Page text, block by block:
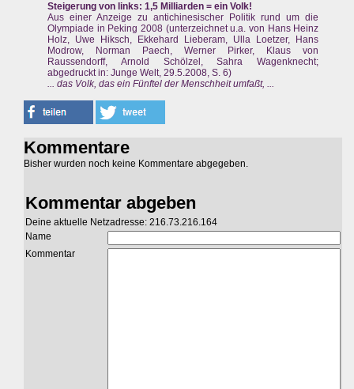
Steigerung von links: 1,5 Milliarden = ein Volk!
Aus einer Anzeige zu antichinesischer Politik rund um die
Olympiade in Peking 2008 (unterzeichnet u.a. von Hans Heinz
Holz, Uwe Hiksch, Ekkehard Lieberam, Ulla Loetzer, Hans
Modrow, Norman Paech, Werner Pirker, Klaus von
Raussendorff, Arnold Schölzel, Sahra Wagenknecht;
abgedruckt in: Junge Welt, 29.5.2008, S. 6)
... das Volk, das ein Fünftel der Menschheit umfaßt, ...
Kommentare
Bisher wurden noch keine Kommentare abgegeben.
Kommentar abgeben
Deine aktuelle Netzadresse: 216.73.216.164
Name
Kommentar